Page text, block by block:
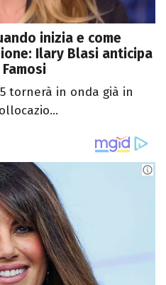
inizia e come
Ilary Blasi anticipa
tornerà in onda già in